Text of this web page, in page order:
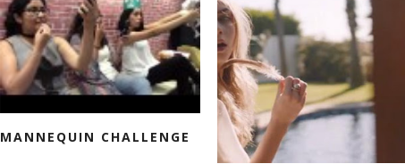
MANNEQUIN CHALLENGE